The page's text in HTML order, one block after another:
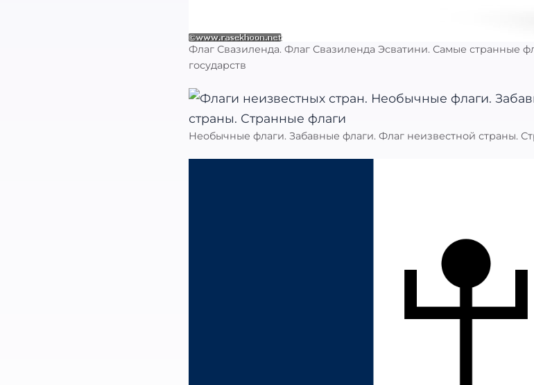
Флаг Свазиленда. Флаг Свазиленда Эсватини. Самые странные
государств
Необычные флаги. Забавные флаги. Флаг неизвестной страны.
Найти: